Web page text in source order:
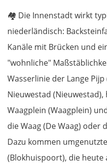
🏘️ Die Innenstadt wirkt
niederländisch:
Kanäle mit Brücken und
"wohnliche"
Wasserlinie der Lange
Nieuwestad
Waagplein (Waagplein)
die Waag (De Waag) oder
Dazu kommen
(Blokhuispoort), die heute